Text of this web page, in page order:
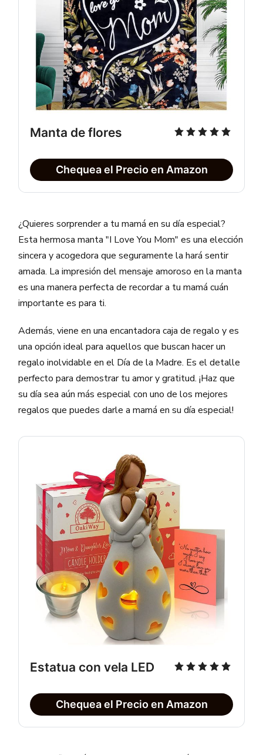
Manta de flores
Chequea el Precio en Amazon
¿Quieres sorprender a tu mamá en su día especial?
Esta hermosa manta "I Love You Mom" es una elección
sincera y acogedora que seguramente la hará sentir
amada. La impresión del mensaje amoroso en la manta
es una manera perfecta de recordar a tu mamá cuán
importante es para ti.
Además, viene en una encantadora caja de regalo y es
una opción ideal para aquellos que buscan hacer un
regalo inolvidable en el Día de la Madre. Es el detalle
perfecto para demostrar tu amor y gratitud. ¡Haz que
su día sea aún más especial con uno de los mejores
regalos que puedes darle a mamá en su día especial!
Estatua con vela LED
Chequea el Precio en Amazon